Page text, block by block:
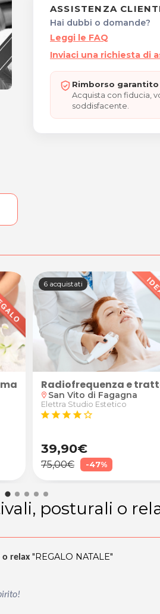
ASSISTENZA
Hai dubbi o domande?
Leggi le FAQ
Inviaci una richiesta di
Rimborso
Acquista con fiducia,
soddisfacente.
e piedi + prodotti
6 acquistati
Radiofrequenza e
location_on San Vito di Fagagna
Elettra Studio Estetico
star star star star star_border
39,90€
75,00€ -47%
posturali o
relax "REGALO NATALE"